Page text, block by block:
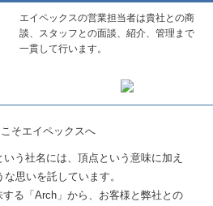
エイペックスの営業担当者は貴社との商
談、スタッフとの面談、紹介、管理まで
一貫して行います。
う社名には、頂点という意味に加え
思いを託しています。
する「Arch」から、お客様と弊社との